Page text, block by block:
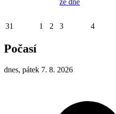
ze dne
31
1 2 3 4
Počasí
dnes, pátek 7. 8. 2026